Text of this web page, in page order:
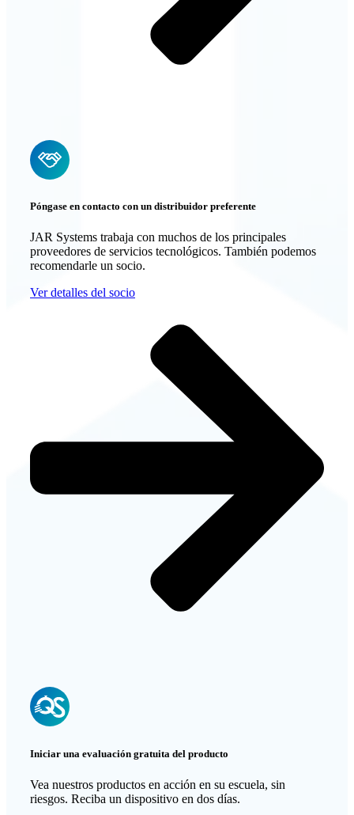
Póngase en contacto con un distribuidor preferente
JAR Systems trabaja con muchos de los principales
proveedores de servicios tecnológicos. También podemos
recomendarle un socio.
Ver detalles del socio
Iniciar una evaluación gratuita del producto
Vea nuestros productos en acción en su escuela, sin
riesgos. Reciba un dispositivo en dos días.